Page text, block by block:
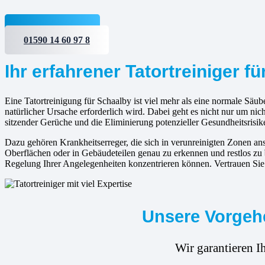
Jetzt anfragen
01590 14 60 97 8
Ihr erfahrener Tatortreiniger
Eine Tatortreinigung für Schaalby ist viel mehr als eine normale
natürlicher Ursache erforderlich wird. Dabei geht es nicht nur um
sitzender Gerüche und die Eliminierung potenzieller
Dazu gehören Krankheitserreger, die sich in verunreinigten Zonen
Oberflächen oder in Gebäudeteilen genau zu erkennen und restlos
Regelung Ihrer Angelegenheiten konzentrieren können. Vertrauen
Unsere
Wir garantieren